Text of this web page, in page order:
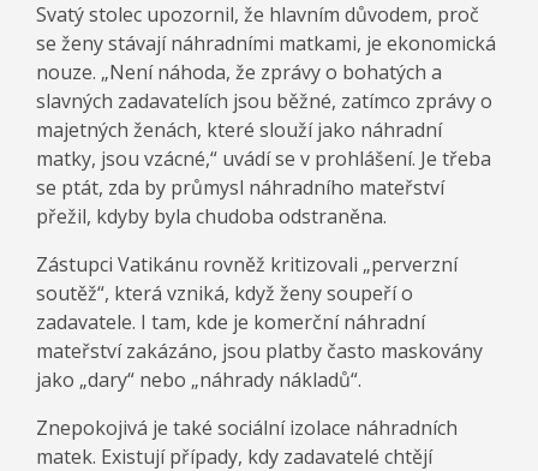
Svatý stolec upozornil, že hlavním důvodem, proč
se ženy stávají náhradními matkami, je ekonomická
nouze. „Není náhoda, že zprávy o bohatých a
slavných zadavatelích jsou běžné, zatímco zprávy o
majetných ženách, které slouží jako náhradní
matky, jsou vzácné,“ uvádí se v prohlášení. Je třeba
se ptát, zda by průmysl náhradního mateřství
přežil, kdyby byla chudoba odstraněna.
Zástupci Vatikánu rovněž kritizovali „perverzní
soutěž“, která vzniká, když ženy soupeří o
zadavatele. I tam, kde je komerční náhradní
mateřství zakázáno, jsou platby často maskovány
jako „dary“ nebo „náhrady nákladů“.
Znepokojivá je také sociální izolace náhradních
matek. Existují případy, kdy zadavatelé chtějí